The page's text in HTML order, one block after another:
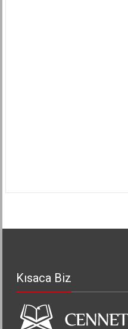
Kısaca Biz